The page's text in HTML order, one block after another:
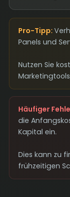
Pro-Tipp:
Panels und
Nutzen Sie
Häufiger
die
Kapital ein.
Dies kann zu
frühzeitigen